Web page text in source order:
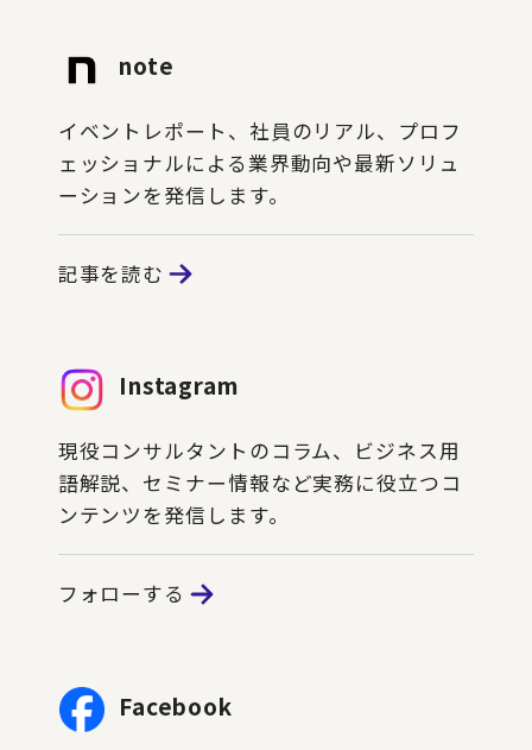
note
イベントレポート、社員のリアル、プロフ
ェッショナルによる業界動向や最新ソリュ
ーションを発信します。
記事を読む
Instagram
現役コンサルタントのコラム、ビジネス用
語解説、セミナー情報など実務に役立つコ
ンテンツを発信します。
フォローする
Facebook